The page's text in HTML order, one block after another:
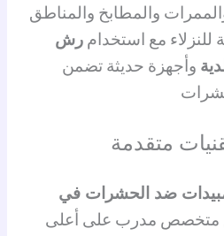
والمطابخ والمناطق
للنزلاء مع استخدامرش
وأجهزة حديثة تضمن
متقدمة
ضد الحشرات في
متخصص مدرب على أعلى